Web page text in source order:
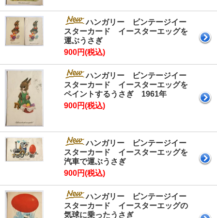
ハンガリー ビンテージイー
スターカード イースターエッグを
運ぶうさぎ
900円(税込)
ハンガリー ビンテージイー
スターカード イースターエッグを
ペイントするうさぎ 1961年
900円(税込)
ハンガリー ビンテージイー
スターカード イースターエッグを
汽車で運ぶうさぎ
900円(税込)
ハンガリー ビンテージイー
スターカード イースターエッグの
気球に乗ったうさぎ